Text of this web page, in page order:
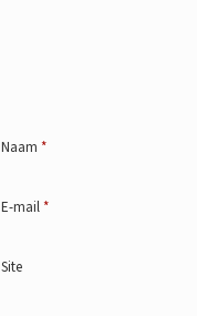
Naam *
E-mail*
Site